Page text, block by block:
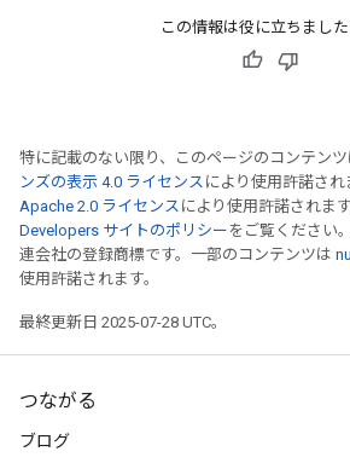
この情報は役に立ちました
特に記載のない限り、このページのコンテンツ
ンズの表示 4.0 ライセンス により使用許諾さ
Apache 2.0 ライセンス により使用許諾されま
Developers サイトのポリシー をご覧ください
連会社の登録商標です。一部のコンテンツは
使用許諾されます。
最終更新日 2025-07-28 UTC。
つながる
ブログ